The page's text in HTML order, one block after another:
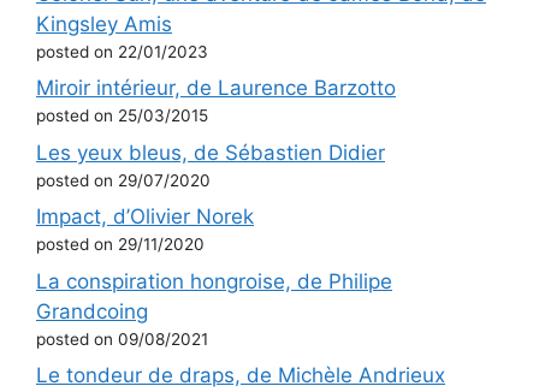
Kingsley Amis
posted on 22/01/2023
Miroir intérieur, de Laurence Barzotto
posted on 25/03/2015
Les yeux bleus, de Sébastien Didier
posted on 29/07/2020
Impact, d’Olivier Norek
posted on 29/11/2020
La conspiration hongroise, de Philipe
Grandcoing
posted on 09/08/2021
Le tondeur de draps, de Michèle Andrieux